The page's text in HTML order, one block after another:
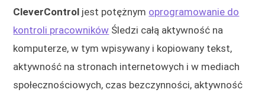
CleverControl jest potężnym oprogramowanie do
kontroli pracowników Śledzi całą aktywność na
komputerze, w tym wpisywany i kopiowany tekst,
aktywność na stronach internetowych i w mediach
społecznościowych, czas bezczynności, aktywność